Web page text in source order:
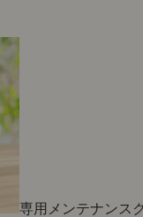
専用メンテナンス